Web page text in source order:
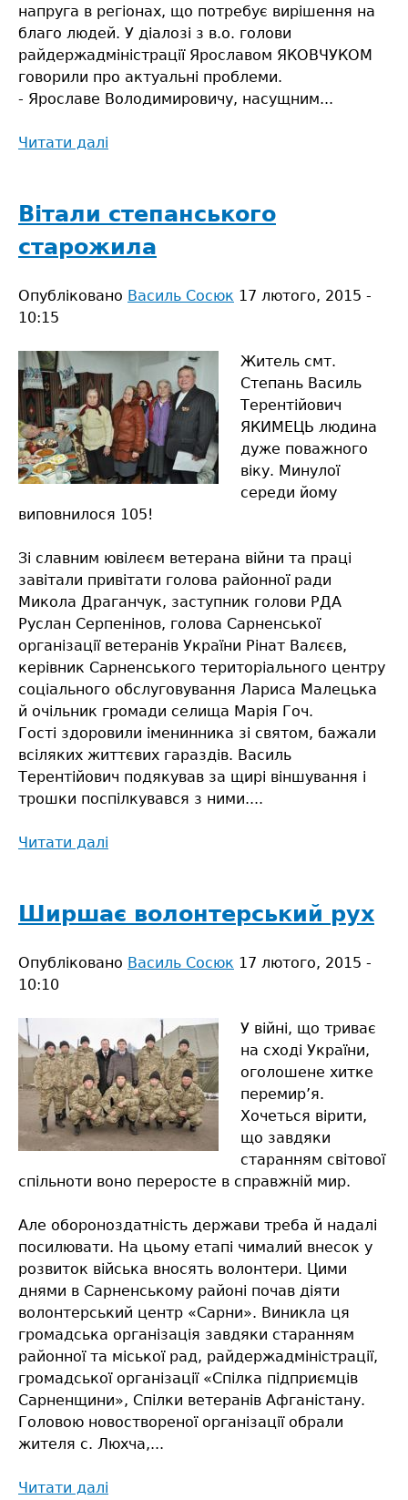
напруга в регіонах, що потребує вирішення на
благо людей. У діалозі з в.о. голови
райдержадміністрації Ярославом ЯКОВЧУКОМ
говорили про актуальні проблеми.
- Ярославе Володимировичу, насущним...
Читати далі
вирішили
долю
залізничної
Вітали степанського
старожила
Опубліковано Василь Сосюк 17 лютого, 2015 -
10:15
Житель смт.
Степань Василь
Терентійович
ЯКИМЕЦЬ людина
дуже поважного
віку. Минулої
середи йому
виповнилося 105!
Зі славним ювілеєм ветерана війни та праці
завітали привітати голова районної ради
Микола Драганчук, заступник голови РДА
Руслан Серпенінов, голова Сарненської
організації ветеранів України Рінат Валєєв,
керівник Сарненського територіального центру
соціального обслуговування Лариса Малецька
й очільник громади селища Марія Гоч.
Гості здоровили іменинника зі святом, бажали
всіляких життєвих гараздів. Василь
Терентійович подякував за щирі віншування і
трошки поспілкувався з ними....
Читати далі
старожила
Ширшає волонтерський рух
Опубліковано Василь Сосюк 17 лютого, 2015 -
10:10
У війні, що триває
на сході України,
оголошене хитке
перемир’я.
Хочеться вірити,
що завдяки
старанням світової
спільноти воно переросте в справжній мир.
Але обороноздатність держави треба й надалі
посилювати. На цьому етапі чималий внесок у
розвиток війська вносять волонтери. Цими
днями в Сарненському районі почав діяти
волонтерський центр «Сарни». Виникла ця
громадська організація завдяки старанням
районної та міської рад, райдержадміністрації,
громадської організації «Спілка підприємців
Сарненщини», Спілки ветеранів Афганістану.
Головою новоствореної організації обрали
жителя с. Люхча,...
Читати далі